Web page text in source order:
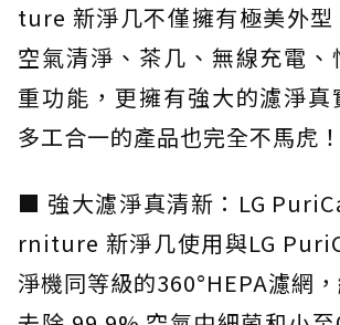
ture 新淨几不僅擁有極美外型
空氣清淨、茶几、無線充電、
重功能，更擁有強大的濾淨真
多工合一的產品也完全不馬虎！
■ 強大濾淨真清新：LG
rniture 新淨几使用與LG
淨機同等級的360°HEPA濾網